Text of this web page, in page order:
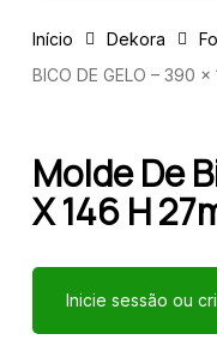
Início Dekora
BICO DE GELO – 390
Molde De
X 146 H
Inicie sessão ou